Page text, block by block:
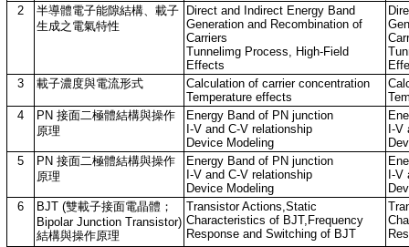
2
半導體電子能隙結構、載子
生成之電氣特性
Direct and Indirect Energy Band
Generation and Recombination of
Carriers
Tunnelimg Process, High-Field
Effects
3
載子濃度與電流形式
Calculation of carrier concentration
Temperature effects
4
PN 接面二極體結構與操作
原理
Energy Band of PN junction
I-V and C-V relationship
Device Modeling
I-V
5
PN 接面二極體結構與操作
原理
Energy Band of PN junction
I-V and C-V relationship
Device Modeling
I-V
6
BJT (雙載子接面電晶體；
Bipolar Junction Transistor)
結構與操作原理
Transistor Actions,Static
Characteristics of BJT,Frequency
Response and Switching of BJT